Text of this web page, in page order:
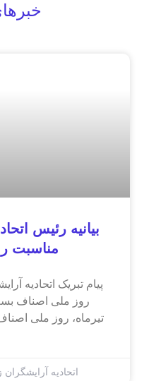
بیانیه رئیس
مناسبت
پیام تبریک اتحادیه
روز ملی اصناف
تیرماه، روز ملی
اتحادیه آرایشگران